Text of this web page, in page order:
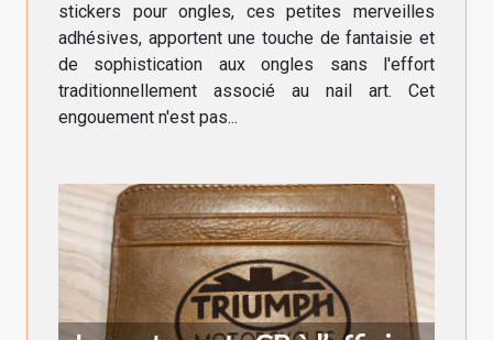
stickers pour ongles, ces petites merveilles
adhésives, apportent une touche de fantaisie et
de sophistication aux ongles sans l'effort
traditionnellement associé au nail art. Cet
engouement n'est pas...